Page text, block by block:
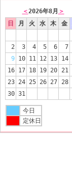
＜2026年8月 ＞
日
月 火 水 木 金
2
3 4 5 6 7
9 10 11 12 13 14
16 17 18 19 20 21
23 24 25 26 27 28
30 31
今日
定休日